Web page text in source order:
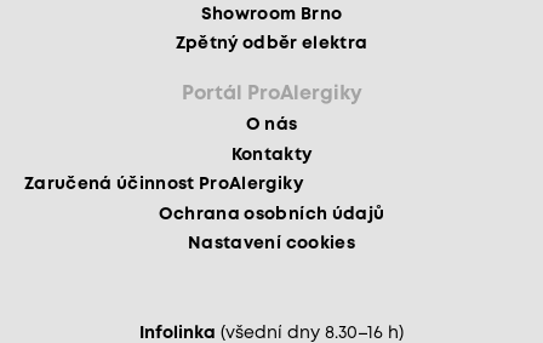
Showroom Brno
Zpětný odběr elektra
Portál ProAlergiky
O nás
Kontakty
Zaručená účinnost ProAlergiky
Ochrana osobních údajů
Nastavení cookies
Infolinka (všední dny 8.30–16 h)